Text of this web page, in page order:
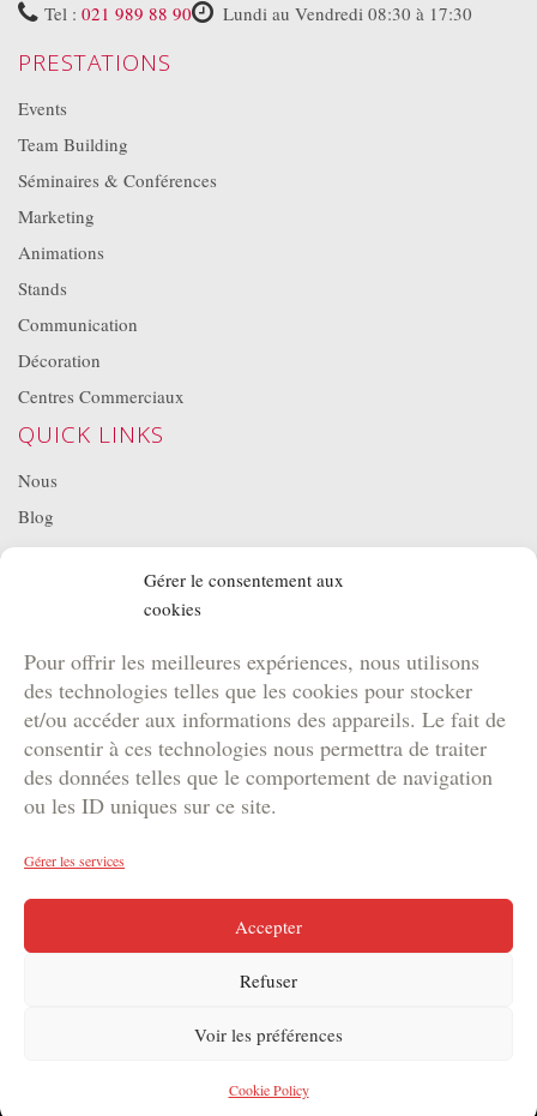
Gérer le consentement aux
cookies
Pour offrir les meilleures expériences, nous utilisons
des technologies telles que les cookies pour stocker
et/ou accéder aux informations des appareils. Le fait de
consentir à ces technologies nous permettra de traiter
des données telles que le comportement de navigation
ou les ID uniques sur ce site.
Gérer les services
Accepter
Refuser
Voir les préférences
Cookie Policy
Tel : 021 989 88 90 Lundi au Vendredi 08:30 à 17:30
PRESTATIONS
Events
Team Building
Séminaires & Conférences
Marketing
Animations
Stands
Communication
Décoration
Centres Commerciaux
QUICK LINKS
Nous
Blog
Projets
Location de matériel
Brochure Team Building
Brochure Outdoor
Brochure Agence
Brochure Kids
Copyright © 2024 DYNAM | Votre agence de marketing
événementiel en Suisse